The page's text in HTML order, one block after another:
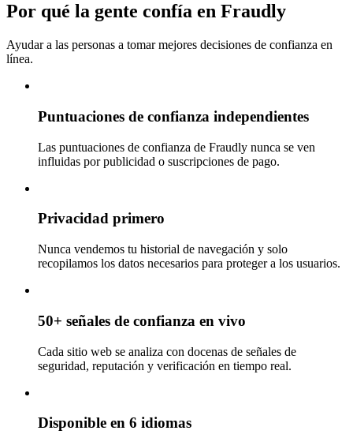
Por qué la gente confía en Fraudly
Ayudar a las personas a tomar mejores decisiones de confianza en
línea.
Puntuaciones de confianza independientes
Las puntuaciones de confianza de Fraudly nunca se ven
influidas por publicidad o suscripciones de pago.
Privacidad primero
Nunca vendemos tu historial de navegación y solo
recopilamos los datos necesarios para proteger a los usuarios.
50+ señales de confianza en vivo
Cada sitio web se analiza con docenas de señales de
seguridad, reputación y verificación en tiempo real.
Disponible en 6 idiomas